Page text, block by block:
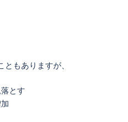
もありますが、
とす